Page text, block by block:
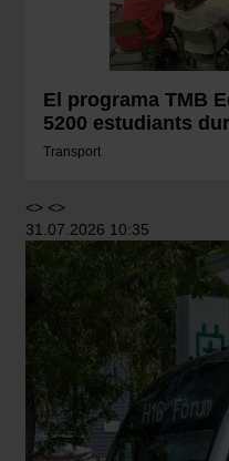
El programa TMB
5200 estudiants
Transport
<> <>
31.07.2026 10:35